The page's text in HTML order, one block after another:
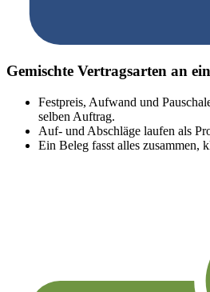
Gemischte Vertragsarten an
Festpreis, Aufwand und
selben Auftrag.
Auf- und Abschläge laufen als
Ein Beleg fasst alles zusammen,